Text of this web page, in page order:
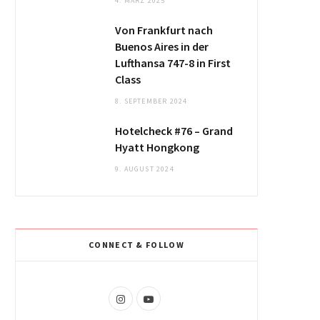
Von Frankfurt nach
Buenos Aires in der
Lufthansa 747-8 in First
Class
8. SEPTEMBER 2024
Hotelcheck #76 – Grand
Hyatt Hongkong
9. AUGUST 2024
CONNECT & FOLLOW
I
Y